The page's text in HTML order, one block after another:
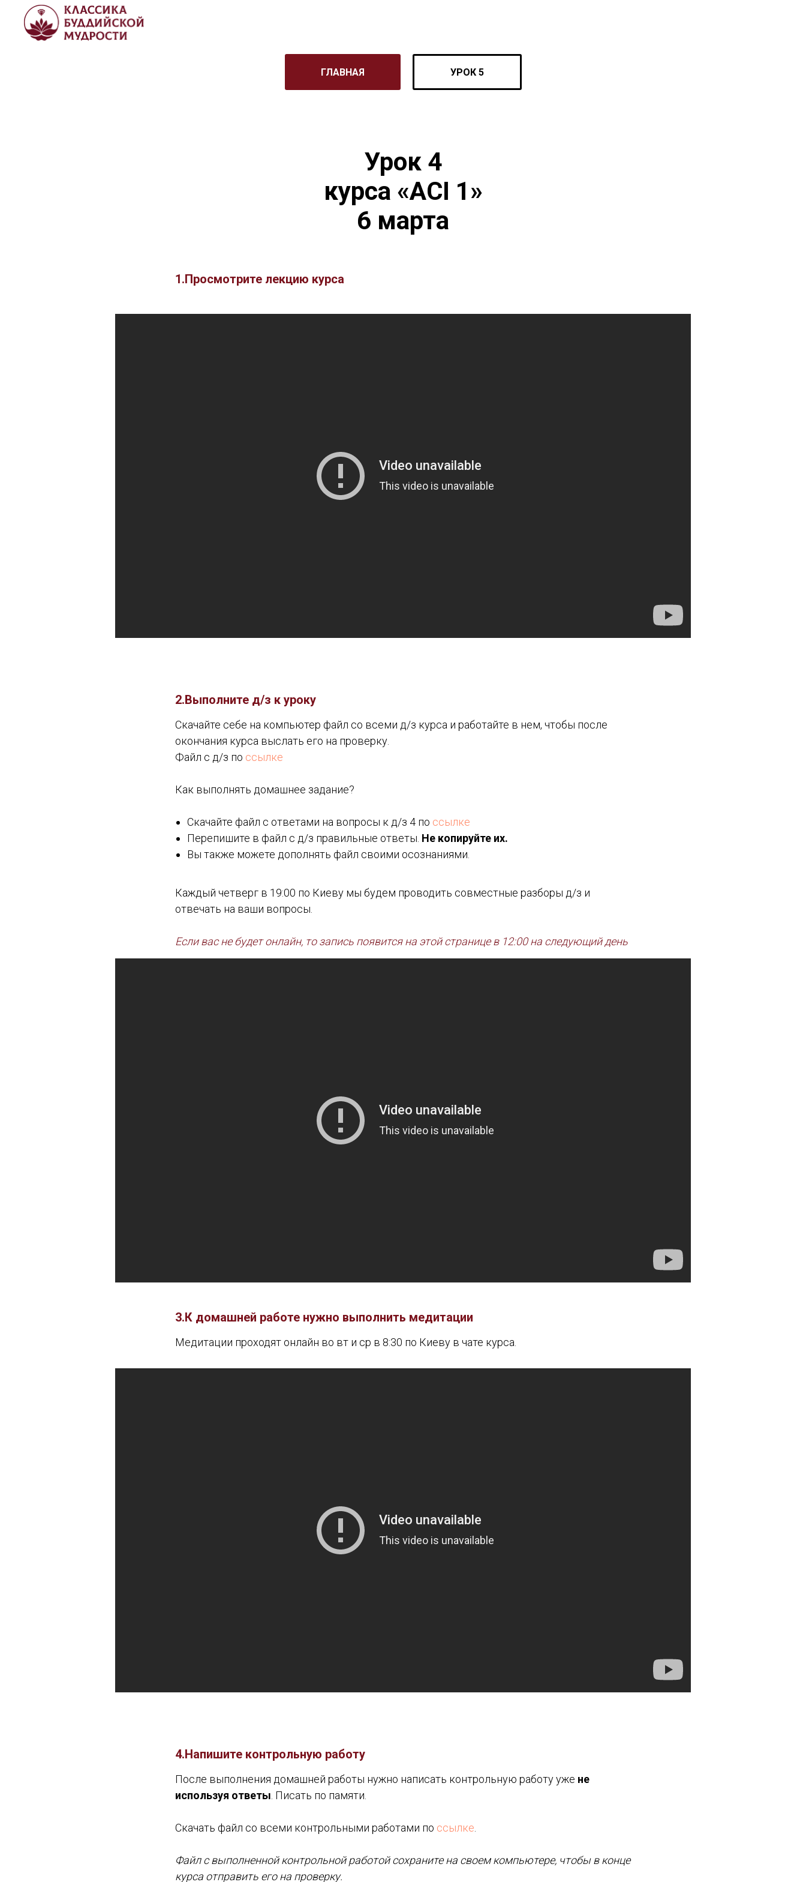
ГЛАВНАЯ УРОК 5
Урок 4
курса «ACI 1»
6 марта
1.Просмотрите лекцию курса
2.Выполните д/з к уроку
Скачайте себе на компьютер файл со всеми д/з курса и работайте в нем, чтобы после
окончания курса выслать его на проверку.
Файл с д/з по ссылке
Как выполнять домашнее задание?
Скачайте файл с ответами на вопросы к д/з 4 по ссылке
Перепишите в файл с д/з правильные ответы. Не копируйте их.
Вы также можете дополнять файл своими осознаниями.
Каждый четверг в 19:00 по Киеву мы будем проводить совместные разборы д/з и
отвечать на ваши вопросы.
Если вас не будет онлайн, то запись появится на этой странице в 12:00 на следующий день
3.К домашней работе нужно выполнить медитации
Медитации проходят онлайн во вт и ср в 8:30 по Киеву в чате курса.
4.Напишите контрольную работу
После выполнения домашней работы нужно написать контрольную работу уже не
используя ответы . Писать по памяти.
Скачать файл со всеми контрольными работами по ссылке
Файл с выполненной контрольной работой сохраните на своем компьютере, чтобы в конце
курса отправить его на проверку.